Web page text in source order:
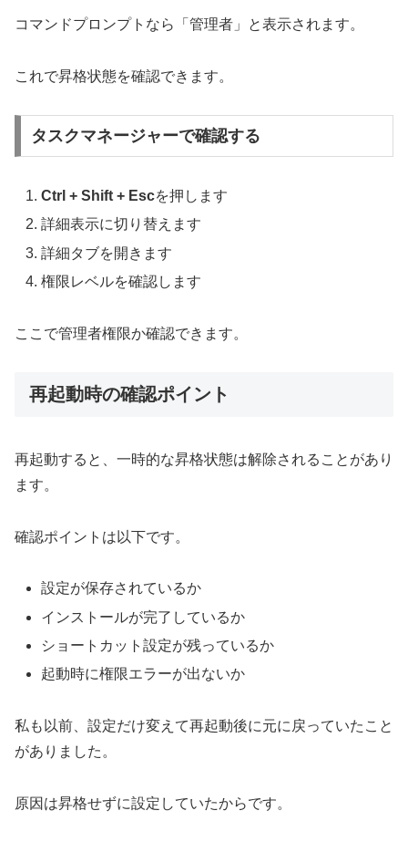
コマンドプロンプトなら「管理者」と表示されます。
これで昇格状態を確認できます。
タスクマネージャーで確認する
Ctrl + Shift + Escを押します
詳細表示に切り替えます
詳細タブを開きます
権限レベルを確認します
ここで管理者権限か確認できます。
再起動時の確認ポイント
再起動すると、一時的な昇格状態は解除されることがあり
ます。
確認ポイントは以下です。
設定が保存されているか
インストールが完了しているか
ショートカット設定が残っているか
起動時に権限エラーが出ないか
私も以前、設定だけ変えて再起動後に元に戻っていたこと
がありました。
原因は昇格せずに設定していたからです。